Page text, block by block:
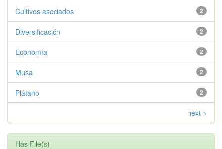
2
Cultivos asociados
2
Diversificación
2
Economía
2
Musa
2
Plátano
next >
Has File(s)